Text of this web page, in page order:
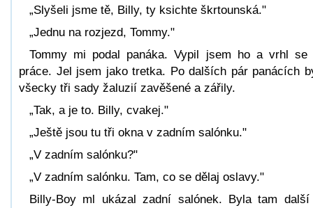
„Slyšeli jsme tě, Billy, ty ksichte škrtounská."
„Jednu na rozjezd, Tommy."
Tommy mi podal panáka. Vypil jsem ho a vrhl se
práce. Jel jsem jako tretka. Po dalších pár panácích
všecky tři sady žaluzií zavěšené a zářily.
„Tak, a je to. Billy, cvakej."
„Ještě jsou tu tři okna v zadním salónku."
„V zadním salónku?"
„V zadním salónku. Tam, co se dělaj oslavy."
Billy-Boy ml ukázal zadní salónek. Byla tam